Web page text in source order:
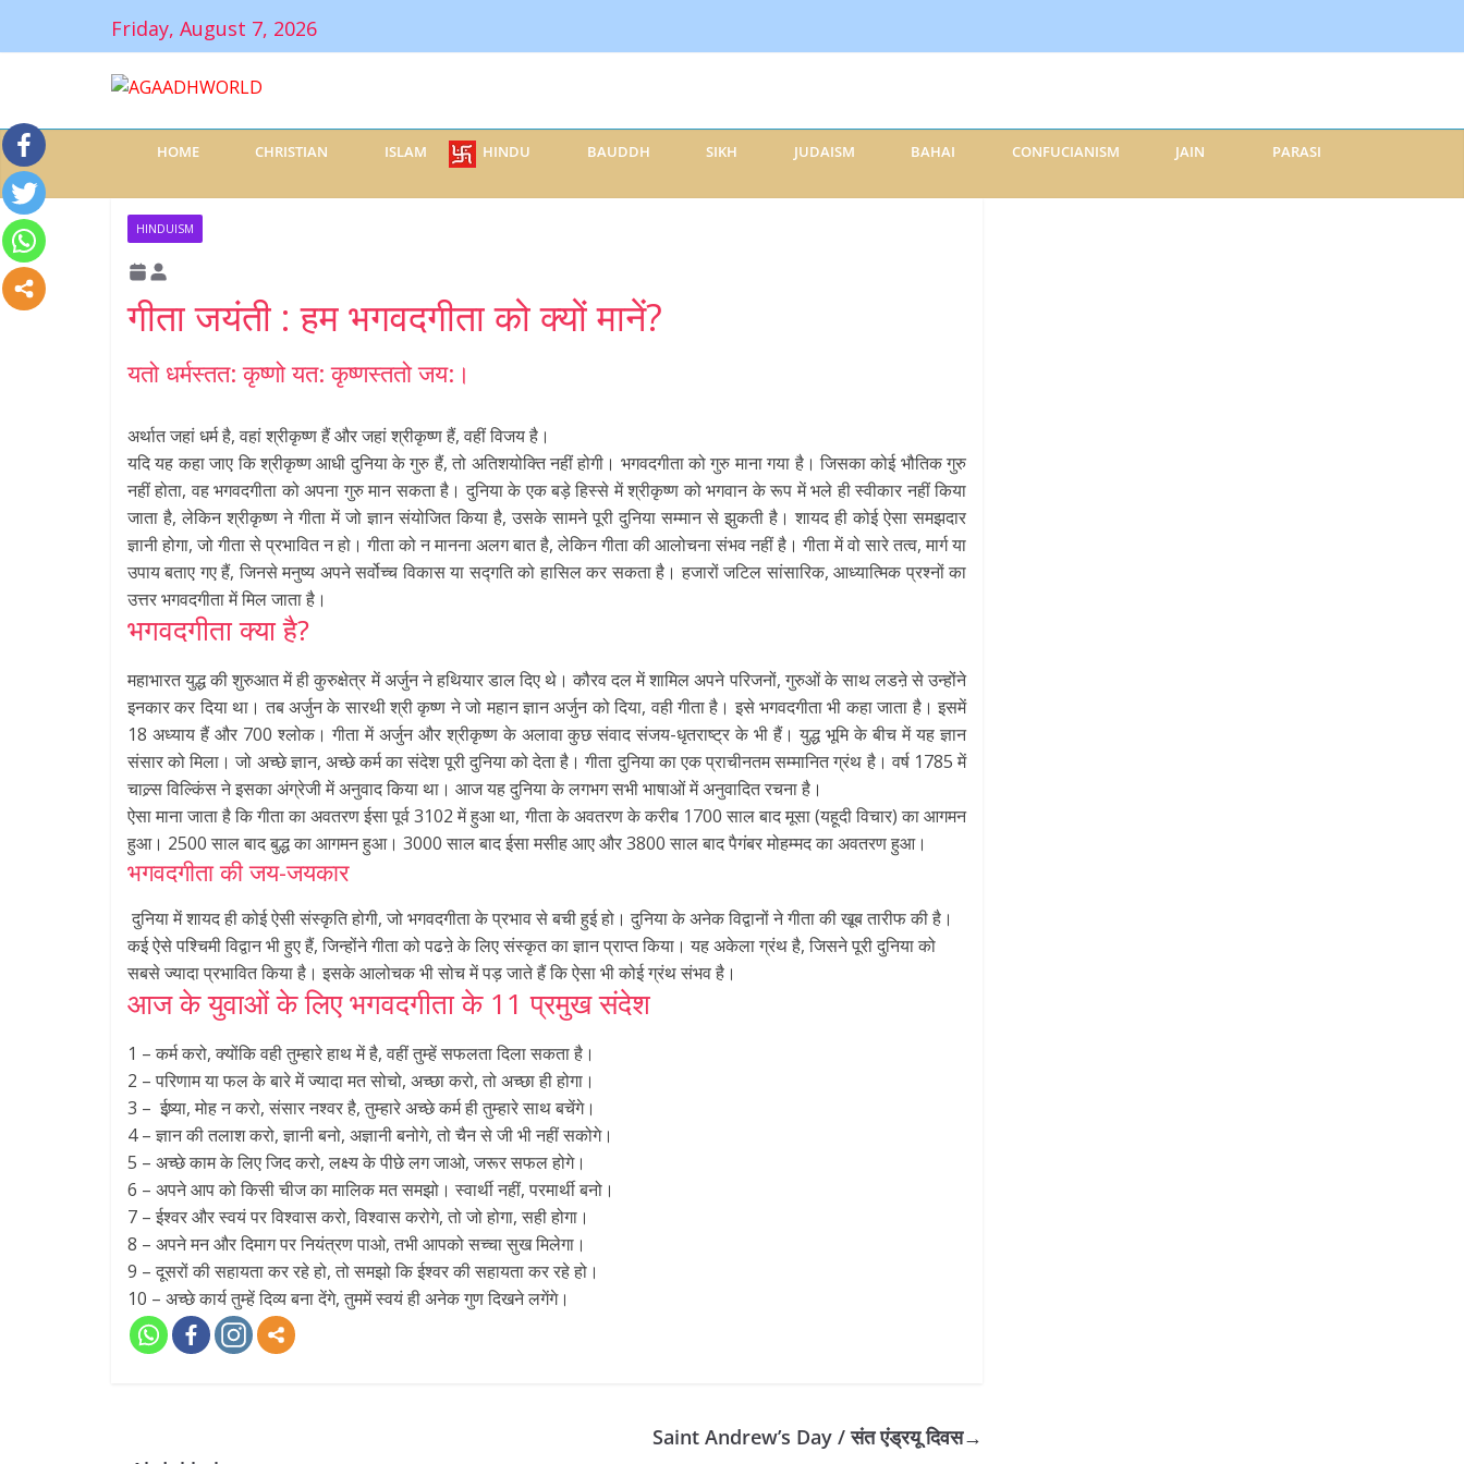
Friday, August 7, 2026
HOME CHRISTIAN ISLAM HINDU BAUDDH SIKH JUDAISM BAHAI CONFUCIANISM JAIN PARASI
HINDUISM
गीता जयंती : हम भगवदगीता को क्यों मानें?
यतो धर्मस्तत: कृष्णो यत: कृष्णस्ततो जय:।
अर्थात जहां धर्म है, वहां श्रीकृष्ण हैं और जहां श्रीकृष्ण हैं, वहीं विजय है।
यदि यह कहा जाए कि श्रीकृष्ण आधी दुनिया के गुरु हैं, तो अतिशयोक्ति नहीं होगी। भगवदगीता को गुरु माना गया है। जिसका कोई भौतिक गुरु
नहीं होता, वह भगवदगीता को अपना गुरु मान सकता है। दुनिया के एक बड़े हिस्से में श्रीकृष्ण को भगवान के रूप में भले ही स्वीकार नहीं किया
जाता है, लेकिन श्रीकृष्ण ने गीता में जो ज्ञान संयोजित किया है, उसके सामने पूरी दुनिया सम्मान से झुकती है। शायद ही कोई ऐसा समझदार
ज्ञानी होगा, जो गीता से प्रभावित न हो। गीता को न मानना अलग बात है, लेकिन गीता की आलोचना संभव नहीं है। गीता में वो सारे तत्व, मार्ग या
उपाय बताए गए हैं, जिनसे मनुष्य अपने सर्वोच्च विकास या सद्गति को हासिल कर सकता है। हजारों जटिल सांसारिक, आध्यात्मिक प्रश्नों का
उत्तर भगवदगीता में मिल जाता है।
भगवदगीता क्या है?
महाभारत युद्ध की शुरुआत में ही कुरुक्षेत्र में अर्जुन ने हथियार डाल दिए थे। कौरव दल में शामिल अपने परिजनों, गुरुओं के साथ लडऩे से उन्होंने
इनकार कर दिया था। तब अर्जुन के सारथी श्री कृष्ण ने जो महान ज्ञान अर्जुन को दिया, वही गीता है। इसे भगवदगीता भी कहा जाता है। इसमें
18 अध्याय हैं और 700 श्लोक। गीता में अर्जुन और श्रीकृष्ण के अलावा कुछ संवाद संजय-धृतराष्ट्र के भी हैं। युद्ध भूमि के बीच में यह ज्ञान
संसार को मिला। जो अच्छे ज्ञान, अच्छे कर्म का संदेश पूरी दुनिया को देता है। गीता दुनिया का एक प्राचीनतम सम्मानित ग्रंथ है। वर्ष 1785 में
चाल्र्स विल्किंस ने इसका अंग्रेजी में अनुवाद किया था। आज यह दुनिया के लगभग सभी भाषाओं में अनुवादित रचना है।
ऐसा माना जाता है कि गीता का अवतरण ईसा पूर्व 3102 में हुआ था, गीता के अवतरण के करीब 1700 साल बाद मूसा (यहूदी विचार) का आगमन
हुआ। 2500 साल बाद बुद्ध का आगमन हुआ। 3000 साल बाद ईसा मसीह आए और 3800 साल बाद पैगंबर मोहम्मद का अवतरण हुआ।
भगवदगीता की जय-जयकार
दुनिया में शायद ही कोई ऐसी संस्कृति होगी, जो भगवदगीता के प्रभाव से बची हुई हो। दुनिया के अनेक विद्वानों ने गीता की खूब तारीफ की है।
कई ऐसे पश्चिमी विद्वान भी हुए हैं, जिन्होंने गीता को पढऩे के लिए संस्कृत का ज्ञान प्राप्त किया। यह अकेला ग्रंथ है, जिसने पूरी दुनिया को
सबसे ज्यादा प्रभावित किया है। इसके आलोचक भी सोच में पड़ जाते हैं कि ऐसा भी कोई ग्रंथ संभव है।
आज के युवाओं के लिए भगवदगीता के 11 प्रमुख संदेश
1 – कर्म करो, क्योंकि वही तुम्हारे हाथ में है, वहीं तुम्हें सफलता दिला सकता है।
2 – परिणाम या फल के बारे में ज्यादा मत सोचो, अच्छा करो, तो अच्छा ही होगा।
3 – ईष्र्या, मोह न करो, संसार नश्वर है, तुम्हारे अच्छे कर्म ही तुम्हारे साथ बचेंगे।
4 – ज्ञान की तलाश करो, ज्ञानी बनो, अज्ञानी बनोगे, तो चैन से जी भी नहीं सकोगे।
5 – अच्छे काम के लिए जिद करो, लक्ष्य के पीछे लग जाओ, जरूर सफल होगे।
6 – अपने आप को किसी चीज का मालिक मत समझो। स्वार्थी नहीं, परमार्थी बनो।
7 – ईश्वर और स्वयं पर विश्वास करो, विश्वास करोगे, तो जो होगा, सही होगा।
8 – अपने मन और दिमाग पर नियंत्रण पाओ, तभी आपको सच्चा सुख मिलेगा।
9 – दूसरों की सहायता कर रहे हो, तो समझो कि ईश्वर की सहायता कर रहे हो।
10 – अच्छे कार्य तुम्हें दिव्य बना देंगे, तुममें स्वयं ही अनेक गुण दिखने लगेंगे।
Saint Andrew’s Day / संत एंड्रयू दिवस→